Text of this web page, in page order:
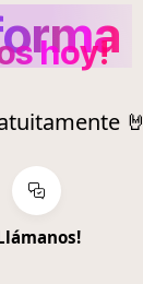
hoy!
🤘